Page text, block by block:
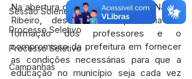
Sessão Solene
Processo Seletivo
Processo Seletivo
Campanhas
Na abertura do evento, o prefeito Naudo
Ribeiro, destacou a importância da
formação dos professores e o
compromisso da prefeitura em fornecer
as condições necessárias para que a
educação no município seja cada vez